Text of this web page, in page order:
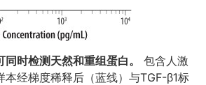
时检测天然和重组蛋白。
包含人激
本经梯度稀释后（蓝线）与TGF-β1标